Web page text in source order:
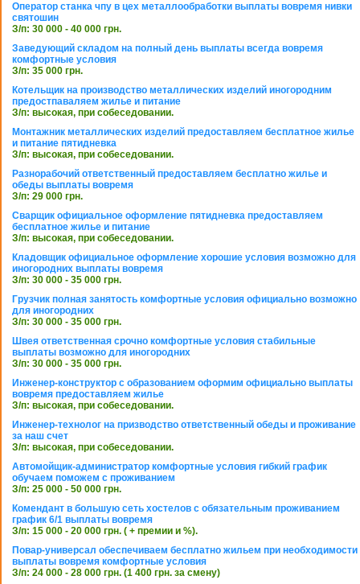
Оператор станка чпу в цех металлообработки выплаты вовремя нивки
святошин
З/п: 30 000 - 40 000 грн.
Заведующий складом на полный день выплаты всегда вовремя
комфортные условия
З/п: 35 000 грн.
Котельщик на производство металлических изделий иногородним
предостпаваляем жилье и питание
З/п: высокая, при собеседовании.
Монтажник металлических изделий предоставляем бесплатное жилье
и питание пятидневка
З/п: высокая, при собеседовании.
Разнорабочий ответственный предоставляем бесплатно жилье и
обеды выплаты вовремя
З/п: 29 000 грн.
Сварщик официальное оформление пятидневка предоставляем
бесплатное жилье и питание
З/п: высокая, при собеседовании.
Кладовщик официальное оформление хорошие условия возможно для
иногородних выплаты вовремя
З/п: 30 000 - 35 000 грн.
Грузчик полная занятость комфортные условия официально возможно
для иногородних
З/п: 30 000 - 35 000 грн.
Швея ответственная срочно комфортные условия стабильные
выплаты возможно для иногородних
З/п: 30 000 - 35 000 грн.
Инженер-конструктор с образованием оформим официально выплаты
вовремя предоставляем жилье
З/п: высокая, при собеседовании.
Инженер-технолог на призводство ответственный обеды и проживание
за наш счет
З/п: высокая, при собеседовании.
Автомойщик-администратор комфортные условия гибкий график
обучаем поможем с проживанием
З/п: 25 000 - 50 000 грн.
Комендант в большую сеть хостелов с обязательным проживанием
график 6/1 выплаты вовремя
З/п: 15 000 - 20 000 грн. ( + премии и %).
Повар-универсал обеспечиваем бесплатно жильем при необходимости
выплаты вовремя комфортные условия
З/п: 24 000 - 28 000 грн. (1 400 грн. за смену)